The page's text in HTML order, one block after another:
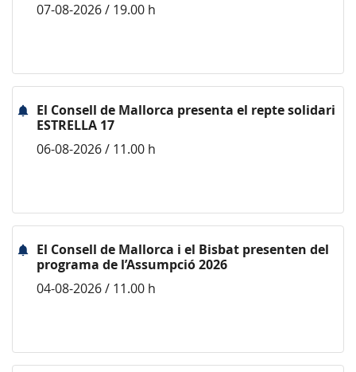
07-08-2026 / 19.00 h
El Consell de Mallorca presenta el repte solidari
ESTRELLA 17
06-08-2026 / 11.00 h
El Consell de Mallorca i el Bisbat presenten del
programa de l’Assumpció 2026
04-08-2026 / 11.00 h